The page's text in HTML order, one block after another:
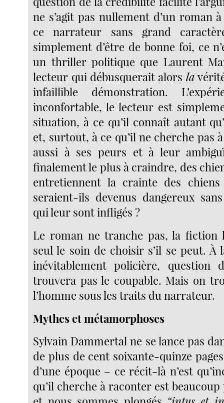
ne s’agit pas nullement d’un roman
ce narrateur sans grand
simplement d’être de bonne foi, ce
un thriller politique que Laurent
lecteur qui débusquerait alors la
infaillible démonstration.
inconfortable, le lecteur est
situation, à ce qu’il connaît autant
et, surtout, à ce qu’il ne cherche pas
aussi à ses peurs et à leur
finalement le plus à craindre, des
entretiennent la crainte des
seraient-ils devenus dangereux
qui leur sont infligés ?
Le roman ne tranche pas, la fiction
seul le soin de choisir s’il se peut. À
inévitablement policière, question
trouvera pas le coupable. Mais on
l’homme sous les traits du narrateur.
Mythes et métamorphoses
Sylvain Dammertal ne se lance pas
de plus de cent soixante-quinze
d’une époque – ce récit-là n’est
qu’il cherche à raconter est